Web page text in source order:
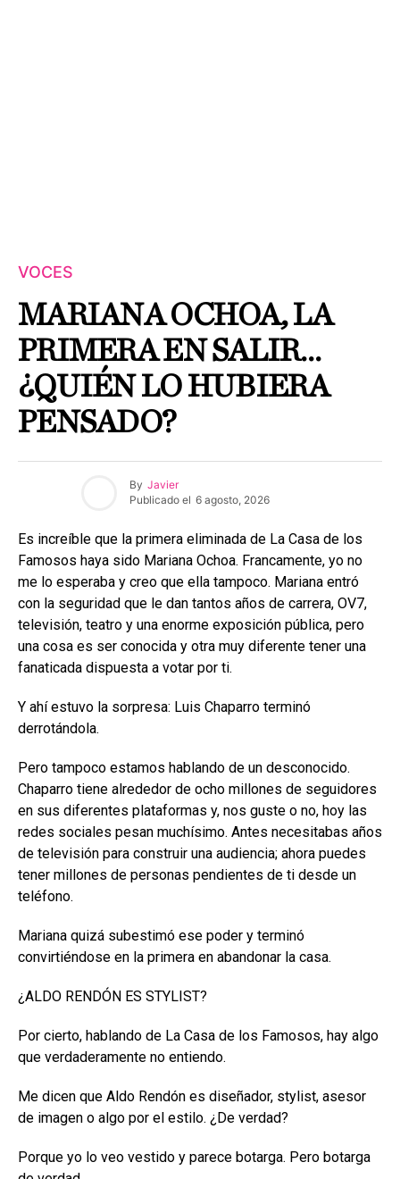
VOCES
MARIANA OCHOA, LA
PRIMERA EN SALIR…
¿QUIÉN LO HUBIERA
PENSADO?
By Javier
Publicado el 6 agosto, 2026
Es increíble que la primera eliminada de La Casa de los
Famosos haya sido Mariana Ochoa. Francamente, yo no
me lo esperaba y creo que ella tampoco. Mariana entró
con la seguridad que le dan tantos años de carrera, OV7,
televisión, teatro y una enorme exposición pública, pero
una cosa es ser conocida y otra muy diferente tener una
fanaticada dispuesta a votar por ti.
Y ahí estuvo la sorpresa: Luis Chaparro terminó
derrotándola.
Pero tampoco estamos hablando de un desconocido.
Chaparro tiene alrededor de ocho millones de seguidores
en sus diferentes plataformas y, nos guste o no, hoy las
redes sociales pesan muchísimo. Antes necesitabas años
de televisión para construir una audiencia; ahora puedes
tener millones de personas pendientes de ti desde un
teléfono.
Mariana quizá subestimó ese poder y terminó
convirtiéndose en la primera en abandonar la casa.
¿ALDO RENDÓN ES STYLIST?
Por cierto, hablando de La Casa de los Famosos, hay algo
que verdaderamente no entiendo.
Me dicen que Aldo Rendón es diseñador, stylist, asesor
de imagen o algo por el estilo. ¿De verdad?
Porque yo lo veo vestido y parece botarga. Pero botarga